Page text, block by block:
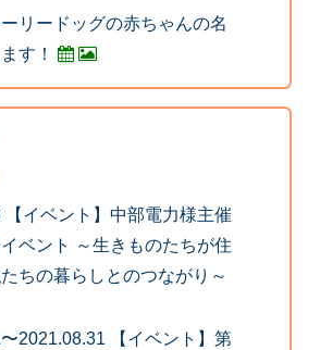
リードッグの赤ちゃんの名
す！
【イベント】中部電力様主催
ベント ～生きものたちが住
ちの暮らしとのつながり～
2021.08.31 【イベント】第